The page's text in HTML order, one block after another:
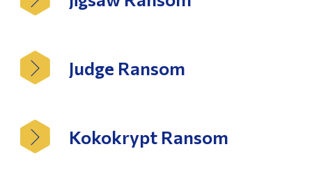
Judge Ransom
Kokokrypt Ransom